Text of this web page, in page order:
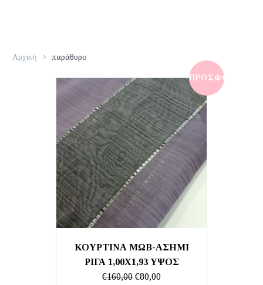
Αρχική παράθυρο
ΠΡΟΣΦΟΡΆ!
ΚΟΥΡΤΙΝΑ ΜΩΒ-ΑΣΗΜΙ
ΡΙΓΑ 1,00Χ1,93 ΥΨΟΣ
€160,00 Original
€80,00Η